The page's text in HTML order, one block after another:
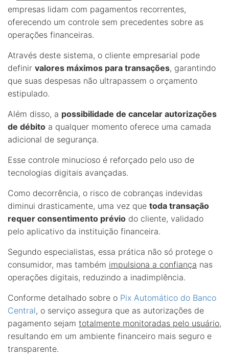
empresas lidam com pagamentos recorrentes,
oferecendo um controle sem precedentes sobre as
operações financeiras.
Através deste sistema, o cliente empresarial pode
definir valores máximos para transações, garantindo
que suas despesas não ultrapassem o orçamento
estipulado.
Além disso, a possibilidade de cancelar autorizações
de débito a qualquer momento oferece uma camada
adicional de segurança.
Esse controle minucioso é reforçado pelo uso de
tecnologias digitais avançadas.
Como decorrência, o risco de cobranças indevidas
diminui drasticamente, uma vez que toda transação
requer consentimento prévio do cliente, validado
pelo aplicativo da instituição financeira.
Segundo especialistas, essa prática não só protege o
consumidor, mas também impulsiona a confiança nas
operações digitais, reduzindo a inadimplência.
Conforme detalhado sobre o Pix Automático do Banco
Central, o serviço assegura que as autorizações de
pagamento sejam totalmente monitoradas pelo usuário,
resultando em um ambiente financeiro mais seguro e
transparente.